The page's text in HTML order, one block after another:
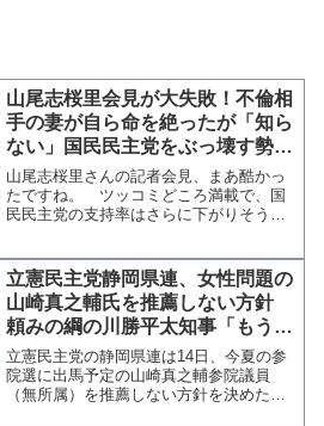
山尾志桜里会見が大失敗！不倫相
手の妻が自ら命を絶ったが「知ら
ない」国民民主党をぶっ壊す勢い
で評判を落とす【KSLチャンネ
ル】
山尾志桜里さんの記者会見、まあ酷かっ
たですね。 ツッコミどころ満載で、国
民民主党の支持率はさらに下がりそうで
に対する説明を始め、質問の多くはそこ
に集中しました。まず秘書...
立憲民主党静岡県連、女性問題の
山崎真之輔氏を推薦しない方針
頼みの綱の川勝平太知事「もう応
援することはない」因縁の静岡県
選挙区
立憲民主党の静岡県連は14日、今夏の参
院選に出馬予定の山崎真之輔参院議員
（無所属）を推薦しない方針を決めた。